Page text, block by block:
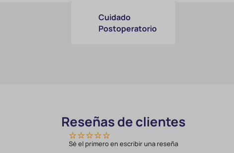
Cuidado
Postoperatorio
Reseñas de clientes
Sé el primero en escribir una reseña